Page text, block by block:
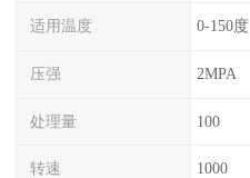
适用温度 0-150度
压强 2MPA
处理量 100
转速 1000